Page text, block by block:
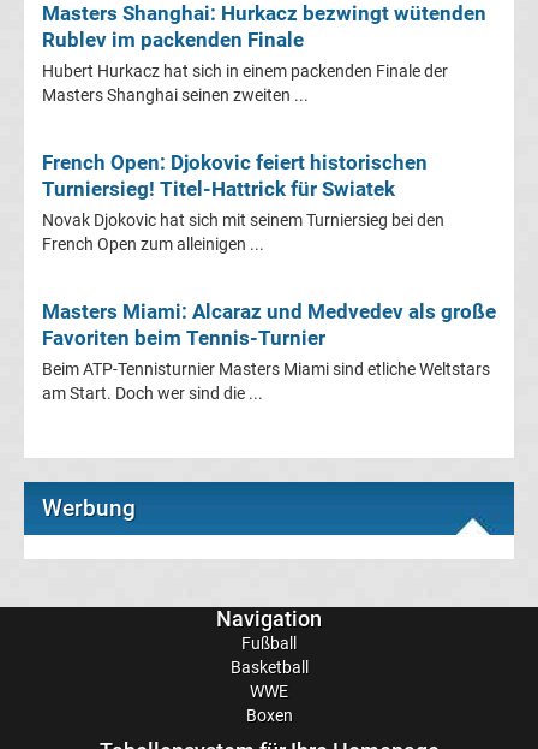
Ergebnisse
Lig
Masters Shanghai: Hurkacz bezwingt wütenden
Rublev im packenden Finale
Hubert Hurkacz hat sich in einem packenden Finale der
Masters Shanghai seinen zweiten ...
French Open: Djokovic feiert historischen
Turniersieg! Titel-Hattrick für Swiatek
Novak Djokovic hat sich mit seinem Turniersieg bei den
French Open zum alleinigen ...
Masters Miami: Alcaraz und Medvedev als große
Favoriten beim Tennis-Turnier
Beim ATP-Tennisturnier Masters Miami sind etliche Weltstars
am Start. Doch wer sind die ...
Werbung
Navigation
Fußball
Basketball
WWE
Boxen